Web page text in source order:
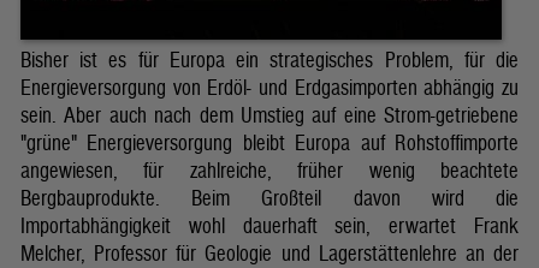
Bisher ist es für Europa ein strategisches Problem, für die
Energieversorgung von Erdöl- und Erdgasimporten abhängig zu
sein. Aber auch nach dem Umstieg auf eine Strom-getriebene
"grüne" Energieversorgung bleibt Europa auf Rohstoffimporte
angewiesen, für zahlreiche, früher wenig beachtete
Bergbauprodukte. Beim Großteil davon wird die
Importabhängigkeit wohl dauerhaft sein, erwartet Frank
Melcher, Professor für Geologie und Lagerstättenlehre an der